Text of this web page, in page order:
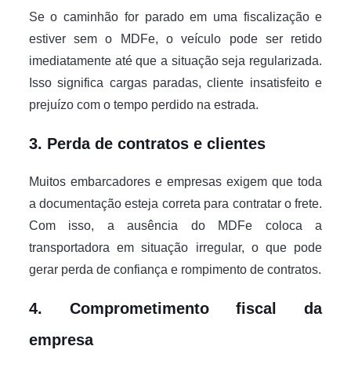
Se o caminhão for parado em uma fiscalização e
estiver sem o MDFe, o veículo pode ser retido
imediatamente até que a situação seja regularizada.
Isso significa cargas paradas, cliente insatisfeito e
prejuízo com o tempo perdido na estrada.
3. Perda de contratos e clientes
Muitos embarcadores e empresas exigem que toda
a documentação esteja correta para contratar o frete.
Com isso, a ausência do MDFe coloca a
transportadora em situação irregular, o que pode
gerar perda de confiança e rompimento de contratos.
4. Comprometimento fiscal da
empresa